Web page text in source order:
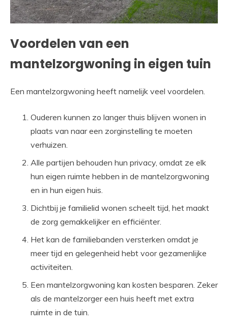
Voordelen van een
mantelzorgwoning in eigen tuin
Een mantelzorgwoning heeft namelijk veel voordelen.
Ouderen kunnen zo langer thuis blijven wonen in
plaats van naar een zorginstelling te moeten
verhuizen.
Alle partijen behouden hun privacy, omdat ze elk
hun eigen ruimte hebben in de mantelzorgwoning
en in hun eigen huis.
Dichtbij je familielid wonen scheelt tijd, het maakt
de zorg gemakkelijker en efficiënter.
Het kan de familiebanden versterken omdat je
meer tijd en gelegenheid hebt voor gezamenlijke
activiteiten.
Een mantelzorgwoning kan kosten besparen. Zeker
als de mantelzorger een huis heeft met extra
ruimte in de tuin.